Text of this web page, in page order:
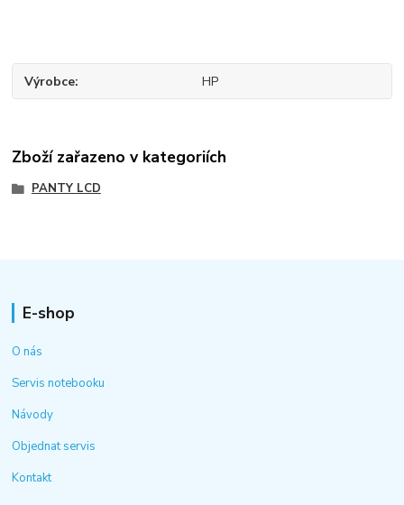
Výrobce HP
Zboží zařazeno v kategoriích
PANTY LCD
E-shop
O nás
Servis notebooku
Návody
Objednat servis
Kontakt